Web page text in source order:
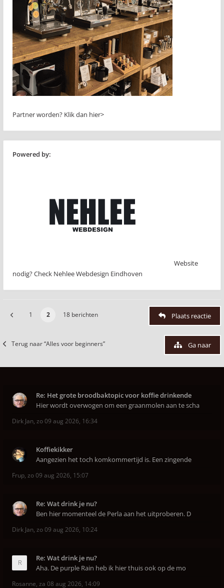
Partner worden? Klik dan hier>
Powered by:
Website
nodig? Check Nehlee Webdesign Eindhoven
1 2 18 berichten Plaats reactie
Terug naar “Alles voor beginners” Ga naar
Re: Het grote broodbaktopic voor koffie drinkende
Hier wordt overwogen om een graanmolen aan te scha
Dirk Jan, zo 09 aug 2026, 16:34
Koffiekikker
Aangezien het toch komkommertijd is. Een zingende
Frup, zo 09 aug 2026, 15:07
Re: Wat drink je nu?
Ben hier momenteel de Perla aan het uitproberen. D
Dirk Jan, zo 09 aug 2026, 10:24
Re: Wat drink je nu?
Aha. De purple Rain heb ik hier thuis ook op de mo
Rosanne, za 08 aug 2026, 14:09